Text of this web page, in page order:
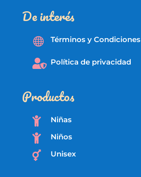
De interés
 Términos y Condiciones
 Política de privacidad
Productos
 Niñas
 Niños
 Unisex